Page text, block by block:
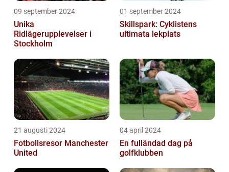
09 september 2024
Unika
Ridlägerupplevelser i
Stockholm
01 september 2024
Skillspark: Cyklistens
ultimata lekplats
21 augusti 2024
Fotbollsresor Manchester
United
04 april 2024
En fulländad dag på
golfklubben